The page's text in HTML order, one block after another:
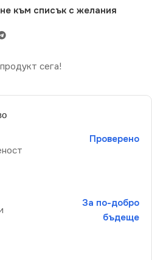
към списък с желания
сега!
Проверено
За по-добро
бъдеще